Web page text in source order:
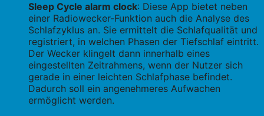
Sleep Cycle alarm clock: Diese App bietet neben
einer Radiowecker-Funktion auch die Analyse des
Schlafzyklus an. Sie ermittelt die Schlafqualität und
registriert, in welchen Phasen der Tiefschlaf eintritt.
Der Wecker klingelt dann innerhalb eines
eingestellten Zeitrahmens, wenn der Nutzer sich
gerade in einer leichten Schlafphase befindet.
Dadurch soll ein angenehmeres Aufwachen
ermöglicht werden.